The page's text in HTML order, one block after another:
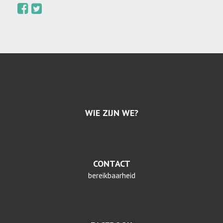
WIE ZIJN WE?
CONTACT
bereikbaarheid